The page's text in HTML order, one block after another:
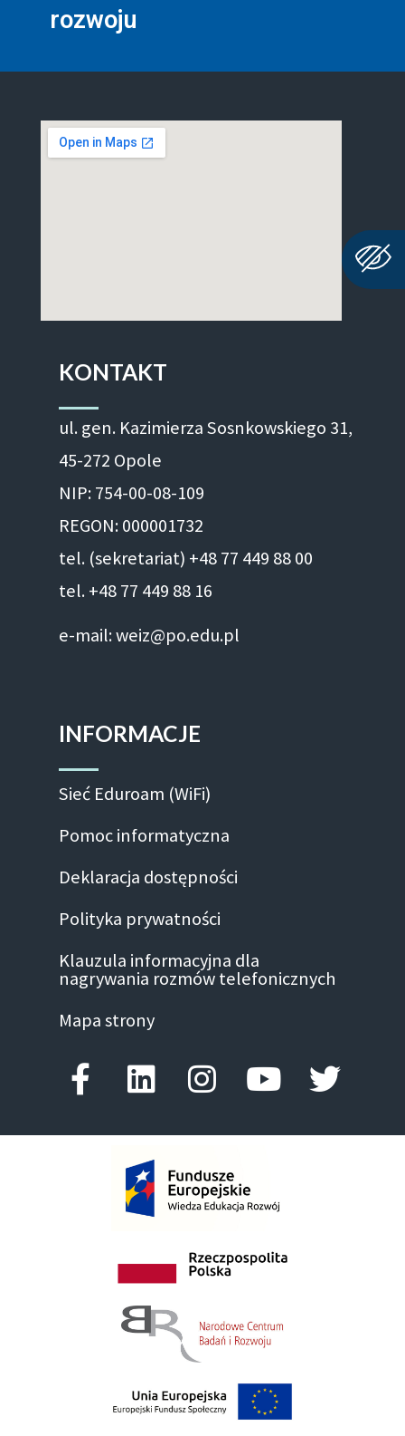
rozwoju
KONTAKT
ul. gen. Kazimierza Sosnkowskiego 31,
45-272 Opole
NIP: 754-00-08-109
REGON: 000001732
tel. (sekretariat) +48 77 449 88 00
tel. +48 77 449 88 16
e-mail: weiz@po.edu.pl
INFORMACJE
Sieć Eduroam (WiFi)
Pomoc informatyczna
Deklaracja dostępności
Polityka prywatności
Klauzula informacyjna dla
nagrywania rozmów telefonicznych
Mapa strony
Facebook-f
LinkedinInstagram
Youtube